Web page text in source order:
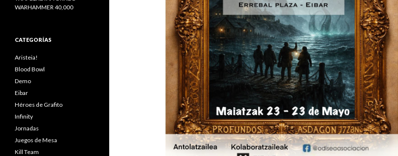
WARHAMMER 40,000
CATEGORÍAS
Aristeia!
Blood Bowl
Demo
Eibar
Héroes de Grafito
Infinity
Jornadas
Juegos de Mesa
Kill Team